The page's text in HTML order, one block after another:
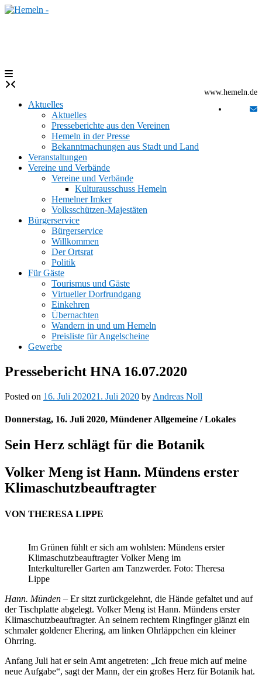
Skip
www.hemeln.de
Aktuelles
Aktuelles
Presseberichte aus den Vereinen
Hemeln in der Presse
Bekanntmachungen aus Stadt und Land
Veranstaltungen
Vereine und Verbände
Vereine und Verbände
Kulturausschuss Hemeln
Hemelner Imker
Volksschützen-Majestäten
Bürgerservice
Bürgerservice
Willkommen
Der Ortsrat
Politik
Für Gäste
Tourismus und Gäste
Virtueller Dorfrundgang
Einkehren
Übernachten
Wandern in und um Hemeln
Preisliste für Angelscheine
Gewerbe
Pressebericht HNA 16.07.2020
Posted on 16. Juli 202021. Juli 2020 by Andreas Noll
Donnerstag, 16. Juli 2020, Mündener Allgemeine / Lokales
Sein Herz schlägt für die Botanik
Volker Meng ist Hann. Mündens erster
Klimaschutzbeauftragter
VON THERESA LIPPE
Im Grünen fühlt er sich am wohlsten: Mündens erster
Klimaschutzbeauftragter Volker Meng im
Interkultureller Garten am Tanzwerder. Foto: Theresa
Lippe
Hann. Münden – Er sitzt zurückgelehnt, die Hände gefaltet und auf
der Tischplatte abgelegt. Volker Meng ist Hann. Mündens erster
Klimaschutzbeauftragter. An seinem rechtem Ringfinger glänzt ein
schmaler goldener Ehering, am linken Ohrläppchen ein kleiner
Ohrring.
Anfang Juli hat er sein Amt angetreten: „Ich freue mich auf meine
neue Aufgabe“, sagt der Mann, der ein großes Herz für Botanik hat.